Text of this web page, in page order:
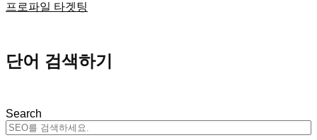
프로파일 타겟팅
단어 검색하기
Search